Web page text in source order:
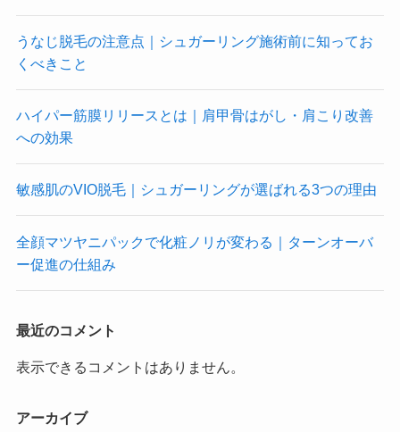
うなじ脱毛の注意点｜シュガーリング施術前に知ってお
くべきこと
ハイパー筋膜リリースとは｜肩甲骨はがし・肩こり改善
への効果
敏感肌のVIO脱毛｜シュガーリングが選ばれる3つの理由
全顔マツヤニパックで化粧ノリが変わる｜ターンオーバ
ー促進の仕組み
最近のコメント
表示できるコメントはありません。
アーカイブ